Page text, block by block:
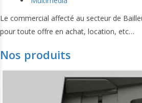
Le commercial affecté au secteur de
pour toute offre en achat, location, etc…
Nos produits